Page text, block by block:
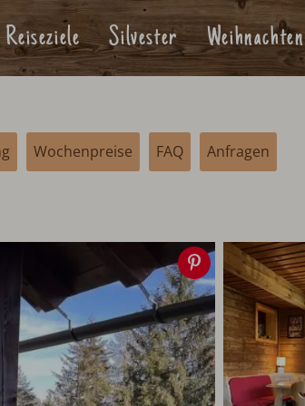
Reiseziele Silvester Weihnachten
Wochenpreise FAQ Anfragen
Speichern